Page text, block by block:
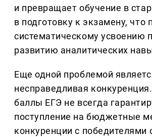
и превращает обучение в
в подготовку к экзамену, что
систематическому усвоению
развитию аналитических
Еще одной проблемой
несправедливая
баллы ЕГЭ не всегда
поступление на бюджетные
конкуренции с победителями